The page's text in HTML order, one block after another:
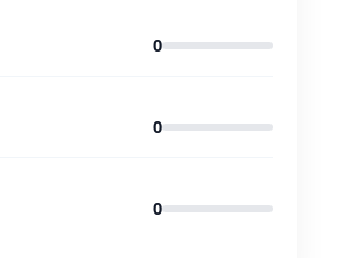
0
0
0